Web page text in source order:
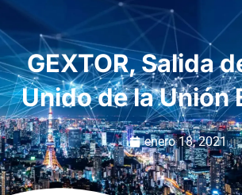
GEXTOR, Salida
Unido de la Unión
enero 18, 2021